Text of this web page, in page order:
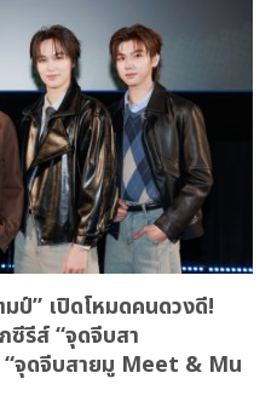
ป์” เปิดโหมดคนดวงดี!
ซีรีส์ “จุดจีบสา
จุดจีบสายมู Meet & Mu